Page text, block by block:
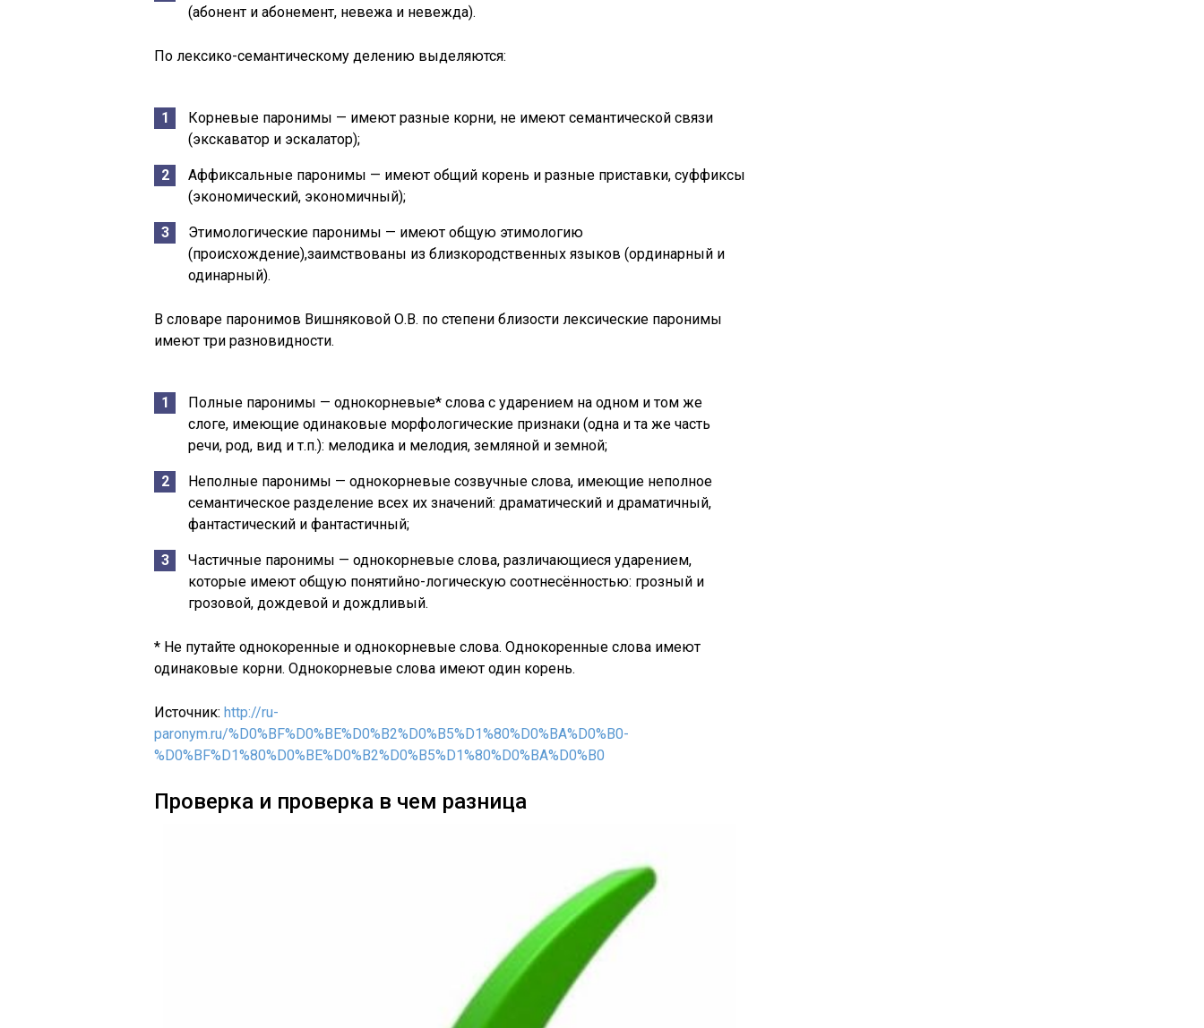
(абонент и абонемент, невежа и невежда).
По лексико-семантическому делению выделяются:
Корневые паронимы — имеют разные корни, не имеют семантической связи
(экскаватор и эскалатор);
Аффиксальные паронимы — имеют общий корень и разные приставки, суффиксы
(экономический, экономичный);
Этимологические паронимы — имеют общую этимологию
(происхождение),заимствованы из близкородственных языков (ординарный и
одинарный).
В словаре паронимов Вишняковой О.В. по степени близости лексические паронимы
имеют три разновидности.
Полные паронимы — однокорневые* слова с ударением на одном и том же
слоге, имеющие одинаковые морфологические признаки (одна и та же часть
речи, род, вид и т.п.): мелодика и мелодия, земляной и земной;
Неполные паронимы — однокорневые созвучные слова, имеющие неполное
семантическое разделение всех их значений: драматический и драматичный,
фантастический и фантастичный;
Частичные паронимы — однокорневые слова, различающиеся ударением,
которые имеют общую понятийно-логическую соотнесённостью: грозный и
грозовой, дождевой и дождливый.
* Не путайте однокоренные и однокорневые слова. Однокоренные слова имеют
одинаковые корни. Однокорневые слова имеют один корень.
Источник: http://ru-
paronym.ru/%D0%BF%D0%BE%D0%B2%D0%B5%D1%80%D0%BA%D0%B0-
%D0%BF%D1%80%D0%BE%D0%B2%D0%B5%D1%80%D0%BA%D0%B0
Проверка и проверка в чем разница